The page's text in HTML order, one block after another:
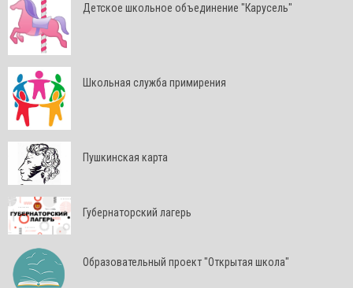
Детское школьное объединение "Карусель"
Школьная служба примирения
Пушкинская карта
Губернаторский лагерь
Образовательный проект "Открытая школа"